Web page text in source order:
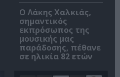
Ο Λάκης Χαλκιάς,
σημαντικός
εκπρόσωπος της
μουσικής μας
παράδοσης, πέθανε
σε ηλικία 82 ετών